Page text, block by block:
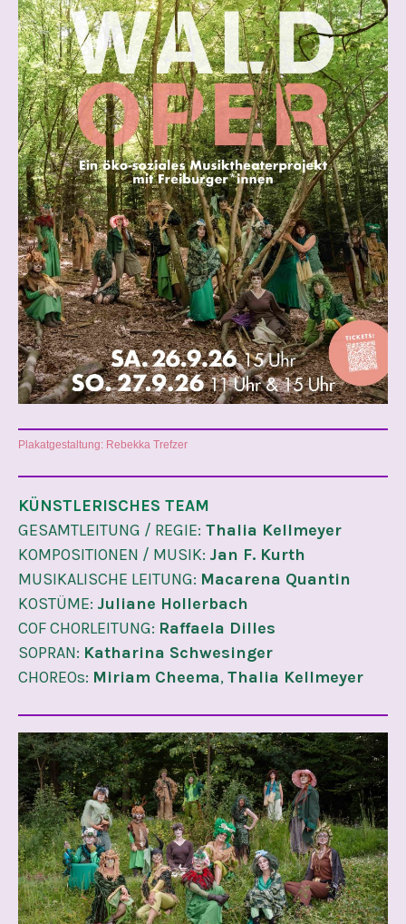
Plakatgestaltung: Rebekka Trefzer
KÜNSTLERISCHES TEAM
GESAMTLEITUNG / REGIE: Thalia Kellmeyer
KOMPOSITIONEN / MUSIK: Jan F. Kurth
MUSIKALISCHE LEITUNG: Macarena Quantin
KOSTÜME: Juliane Hollerbach
COF CHORLEITUNG: Raffaela Dilles
SOPRAN: Katharina Schwesinger
CHOREOs: Miriam Cheema,Thalia Kellmeyer